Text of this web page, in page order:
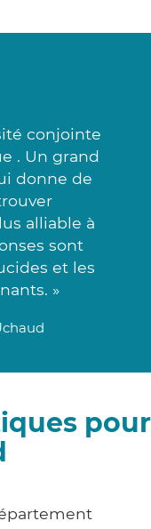
conjointe
. Un grand
donne de
alliable à
sont
et les
»
pour